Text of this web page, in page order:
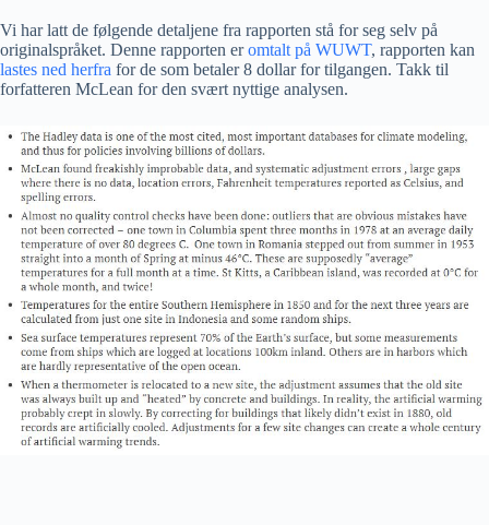
Vi har latt de følgende detaljene fra rapporten stå for seg selv på
originalspråket. Denne rapporten eromtalt på WUWT, rapporten kan
lastes ned herfra for de som betaler 8 dollar for tilgangen. Takk til
forfatteren McLean for den svært nyttige analysen.